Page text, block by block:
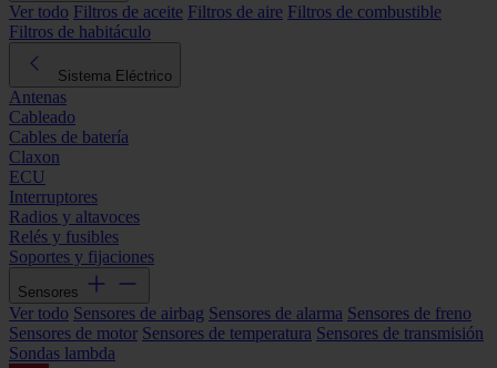
Ver todo Filtros de aceite Filtros de aire Filtros de combustible
Filtros de habitáculo
Sistema Eléctrico
Antenas
Cableado
Cables de batería
Claxon
ECU
Interruptores
Radios y altavoces
Relés y fusibles
Soportes y fijaciones
Sensores
Ver todo Sensores de airbag Sensores de alarma Sensores de freno
Sensores de motor Sensores de temperatura Sensores de transmisión
Sondas lambda